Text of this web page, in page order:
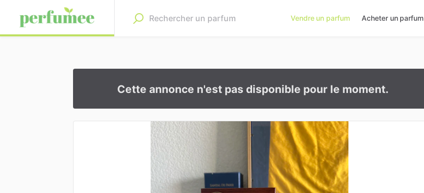
Vendre un parfum Acheter un parfum
Cette annonce n'est pas disponible pour le moment.